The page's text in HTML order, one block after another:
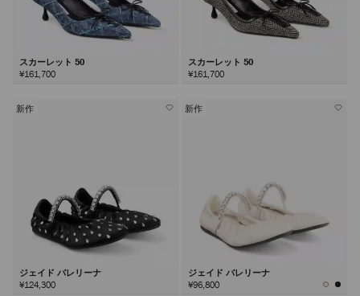
スカーレット 50
¥161,700
スカーレット 50
¥161,700
新作
ジェイド バレリーナ
¥124,300
新作
ジェイド バレリーナ
¥96,800